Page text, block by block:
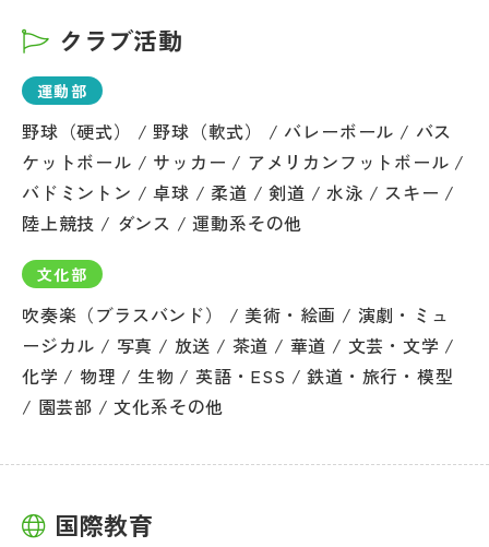
クラブ活動
運動部
野球（硬式） / 野球（軟式） / バレーボール / バス
ケットボール / サッカー / アメリカンフットボール /
バドミントン / 卓球 / 柔道 / 剣道 / 水泳 / スキー /
陸上競技 / ダンス / 運動系その他
文化部
吹奏楽（ブラスバンド） / 美術・絵画 / 演劇・ミュ
ージカル / 写真 / 放送 / 茶道 / 華道 / 文芸・文学 /
化学 / 物理 / 生物 / 英語・ESS / 鉄道・旅行・模型
/ 園芸部 / 文化系その他
国際教育